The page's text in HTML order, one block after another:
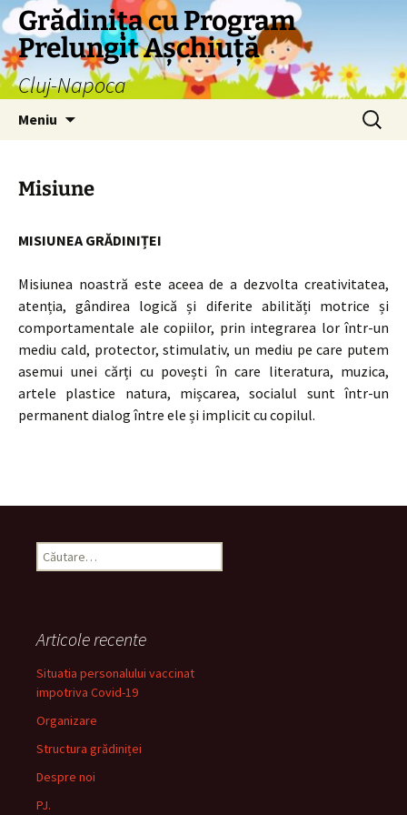
Grădinița cu Program
Prelungit Așchiuță
Cluj-Napoca
Meniu
Caută
după:
Misiune
MISIUNEA GRĂDINIȚEI
Misiunea noastră este aceea de a dezvolta creativitatea,
atenția, gândirea logică și diferite abilități motrice și
comportamentale ale copiilor, prin integrarea lor într-un
mediu cald, protector, stimulativ, un mediu pe care putem
asemui unei cărți cu povești în care literatura, muzica,
artele plastice natura, mișcarea, socialul sunt într-un
permanent dialog între ele și implicit cu copilul.
Caută
după:
Articole recente
Situatia personalului vaccinat
impotriva Covid-19
Organizare
Structura grădiniței
Despre noi
PJ.